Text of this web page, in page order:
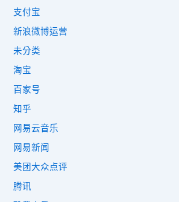
支付宝
新浪微博运营
未分类
淘宝
百家号
知乎
网易云音乐
网易新闻
美团大众点评
腾讯